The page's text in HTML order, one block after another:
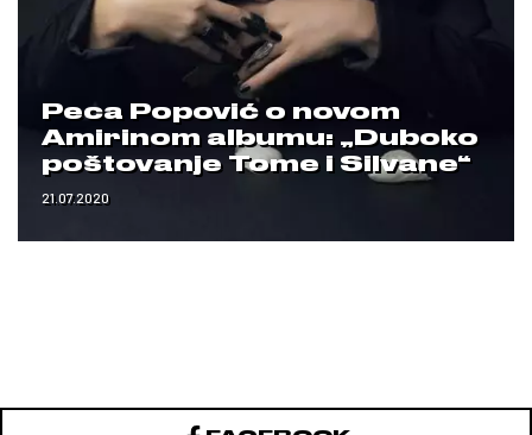
Peca Popović o novom
Amirinom albumu: „Duboko
poštovanje Tome i Silvane“
21.07.2020